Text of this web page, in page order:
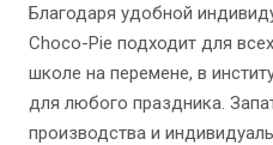
Благодаря удобной
Choco-Pie подходит для
школе на перемене, в
для любого праздника.
производства и